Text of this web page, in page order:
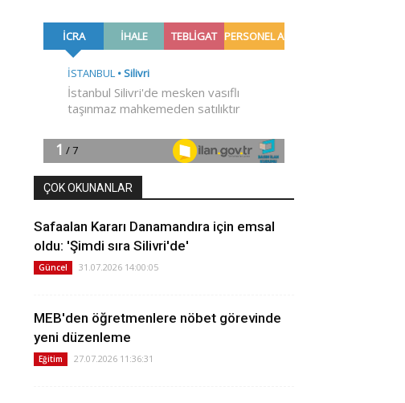
ÇOK OKUNANLAR
Safaalan Kararı Danamandıra için emsal
oldu: 'Şimdi sıra Silivri'de'
Güncel 31.07.2026 14:00:05
MEB'den öğretmenlere nöbet görevinde
yeni düzenleme
Eğitim 27.07.2026 11:36:31